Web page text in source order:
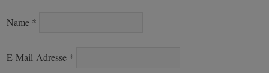
Name *
E-Mail-Adresse *